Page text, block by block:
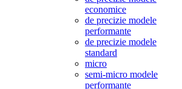
economice
de precizie modele
performante
de precizie modele
standard
micro
semi-micro modele
performante